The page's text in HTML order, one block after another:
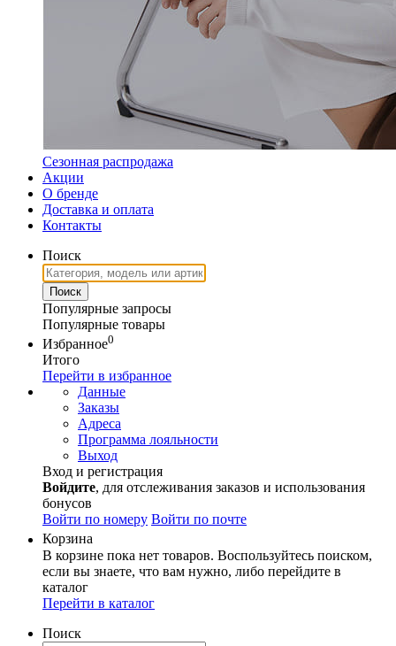
Сезонная распродажа
Акции
О бренде
Доставка и оплата
Контакты
Поиск
Популярные запросы
Популярные товары
Избранное0
Итого
Перейти в избранное
Данные
Заказы
Адреса
Программа лояльности
Выход
Вход и регистрация
Войдите, для отслеживания заказов и использования
бонусов
Войти по номеру Войти по почте
Корзина
В корзине пока нет товаров. Воспользуйтесь поиском,
если вы знаете, что вам нужно, либо перейдите в
каталог
Перейти в каталог
Поиск